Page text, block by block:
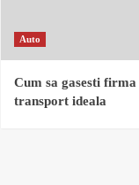
Auto
Cum sa gasesti firma
transport ideala